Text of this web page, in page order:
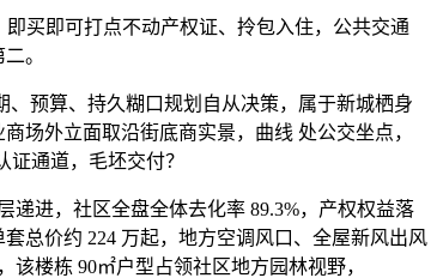
买即可打点不动产权证、拎包入住，公共交通
。
预算、持久糊口规划自从决策，属于新城栖身
场外立面取沿街底商实景，曲线 处公交坐点，
通道，毛坯交付？
进，社区全盘全体去化率 89.3%，产权权益落
总价约 224 万起，地方空调风口、全屋新风出风
楼栋 90㎡户型占领社区地方园林视野，